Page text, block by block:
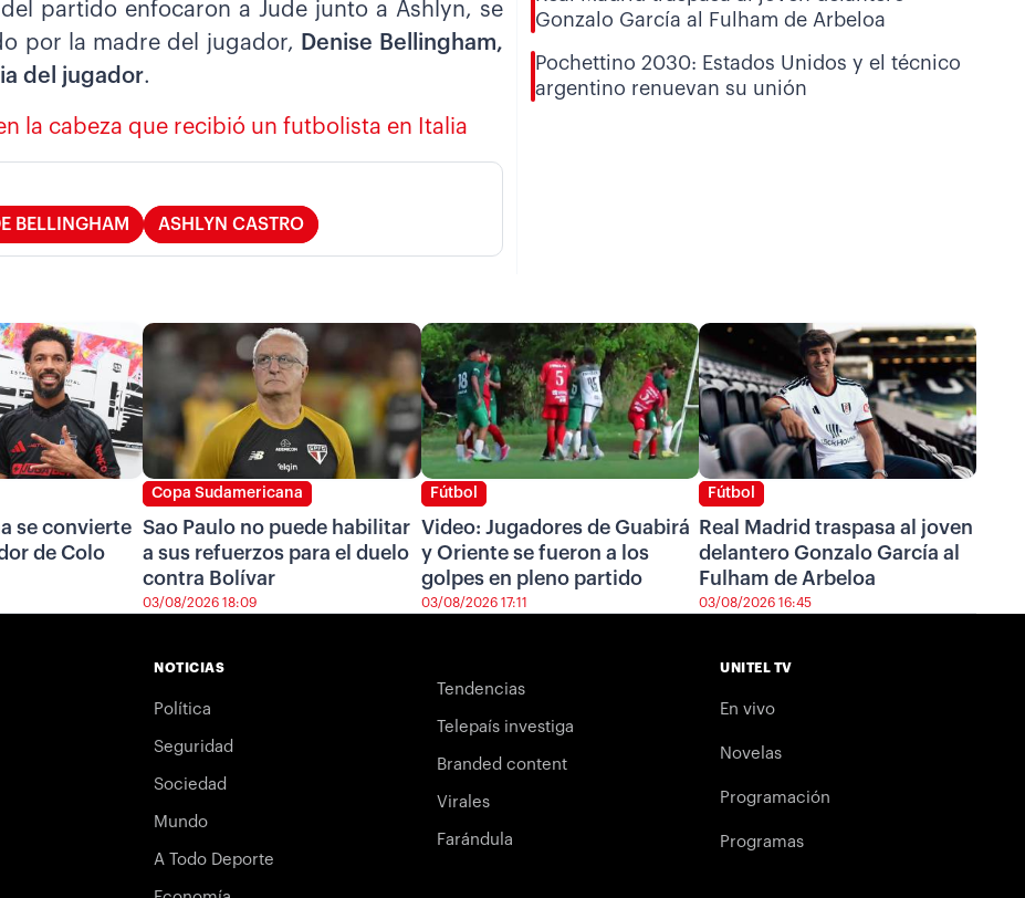
partido enfocaron a Jude junto a Ashlyn, se
por la madre del jugador, Denise Bellingham,
del jugador.
la cabeza que recibió un futbolista en Italia
BELLINGHAM ASHLYN CASTRO
Gonzalo García al Fulham de Arbeloa
Pochettino 2030: Estados Unidos y el técnico
argentino renuevan su unión
se convierte
de Colo
Copa Sudamericana
Sao Paulo no puede habilitar
a sus refuerzos para el duelo
contra Bolívar
03/08/2026 18:09
Fútbol
Video: Jugadores de Guabirá
y Oriente se fueron a los
golpes en pleno partido
03/08/2026 17:11
Fútbol
Real Madrid traspasa al joven
delantero Gonzalo García al
Fulham de Arbeloa
03/08/2026 16:45
NOTICIAS
Política
Seguridad
Sociedad
Mundo
A Todo Deporte
Tendencias
Telepaís investiga
Branded content
Virales
Farándula
UNITEL TV
En vivo
Novelas
Programación
Programas